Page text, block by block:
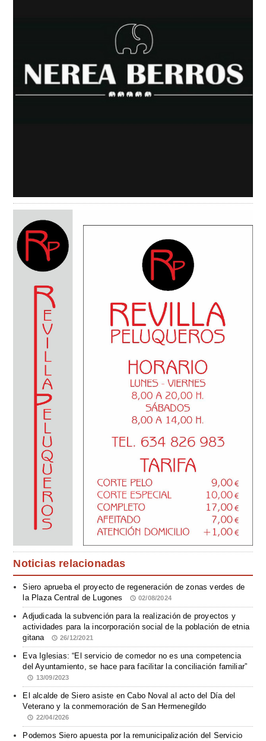
Noticias relacionadas
Siero aprueba el proyecto de regeneración de zonas verdes de
la Plaza Central de Lugones
02/08/2024
Adjudicada la subvención para la realización de proyectos y
actividades para la incorporación social de la población de etnia
gitana
26/12/2021
Eva Iglesias: “El servicio de comedor no es una competencia
del Ayuntamiento, se hace para facilitar la conciliación familiar”
13/09/2023
El alcalde de Siero asiste en Cabo Noval al acto del Día del
Veterano y la conmemoración de San Hermenegildo
22/04/2026
Podemos Siero apuesta por la remunicipalización del Servicio